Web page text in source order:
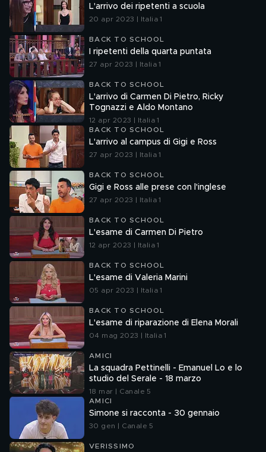
L'arrivo dei ripetenti a scuola
20 apr 2023 | Italia 1
BACK TO SCHOOL
I ripetenti della quarta puntata
27 apr 2023 | Italia 1
BACK TO SCHOOL
L'arrivo di Carmen Di Pietro, Ricky
Tognazzi e Aldo Montano
12 apr 2023 | Italia 1
BACK TO SCHOOL
L'arrivo al campus di Gigi e Ross
27 apr 2023 | Italia 1
BACK TO SCHOOL
Gigi e Ross alle prese con l'inglese
27 apr 2023 | Italia 1
BACK TO SCHOOL
L'esame di Carmen Di Pietro
12 apr 2023 | Italia 1
BACK TO SCHOOL
L'esame di Valeria Marini
05 apr 2023 | Italia 1
BACK TO SCHOOL
L'esame di riparazione di Elena Morali
04 mag 2023 | Italia 1
AMICI
La squadra Pettinelli - Emanuel Lo e lo
studio del Serale - 18 marzo
18 mar | Canale 5
AMICI
Simone si racconta - 30 gennaio
30 gen | Canale 5
VERISSIMO